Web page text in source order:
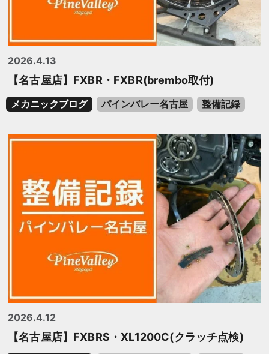
2026.4.13
【名古屋店】FXBR・FXBR(brembo取付)
メカニックブログ パインバレー名古屋 整備記録
2026.4.12
【名古屋店】FXBRS・XL1200C(クラッチ点検)